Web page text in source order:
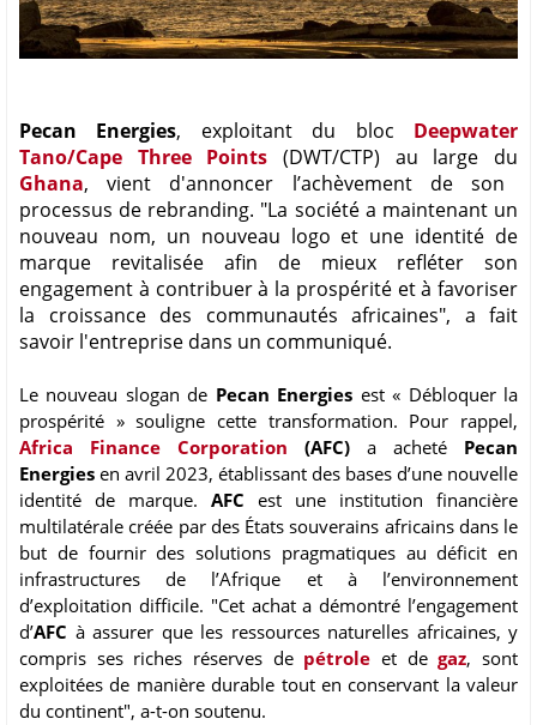
Pecan Energies, exploitant du bloc Deepwater
Tano/Cape Three Points (DWT/CTP) au large du
Ghana, vient d'annoncer l’achèvement de son
processus de rebranding. "La société a maintenant un
nouveau nom, un nouveau logo et une identité de
marque revitalisée afin de mieux refléter son
engagement à contribuer à la prospérité et à favoriser
la croissance des communautés africaines", a fait
savoir l'entreprise dans un communiqué.
Le nouveau slogan de Pecan Energies est « Débloquer la
prospérité » souligne cette transformation. Pour rappel,
Africa Finance Corporation (AFC) a acheté Pecan
Energies en avril 2023, établissant des bases d’une nouvelle
identité de marque. AFC est une institution financière
multilatérale créée par des États souverains africains dans le
but de fournir des solutions pragmatiques au déficit en
infrastructures de l’Afrique et à l’environnement
d’exploitation difficile. "Cet achat a démontré l’engagement
d’AFC à assurer que les ressources naturelles africaines, y
compris ses riches réserves de pétrole et degaz, sont
exploitées de manière durable tout en conservant la valeur
du continent", a-t-on soutenu.